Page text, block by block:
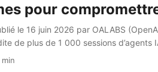
pour
le 16 juin 2026 par OALABS
de plus de 1 000 sessions
un attaquant. La source primaire est
min